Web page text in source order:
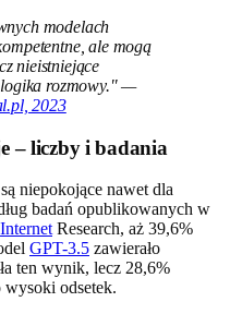
modelach
ale mogą
nieistniejące
rozmowy." —
2023
– liczby i badania
niepokojące nawet dla
badań opublikowanych w
Internet Research, aż 39,6%
GPT-3.5 zawierało
ten wynik, lecz 28,6%
wysoki odsetek.